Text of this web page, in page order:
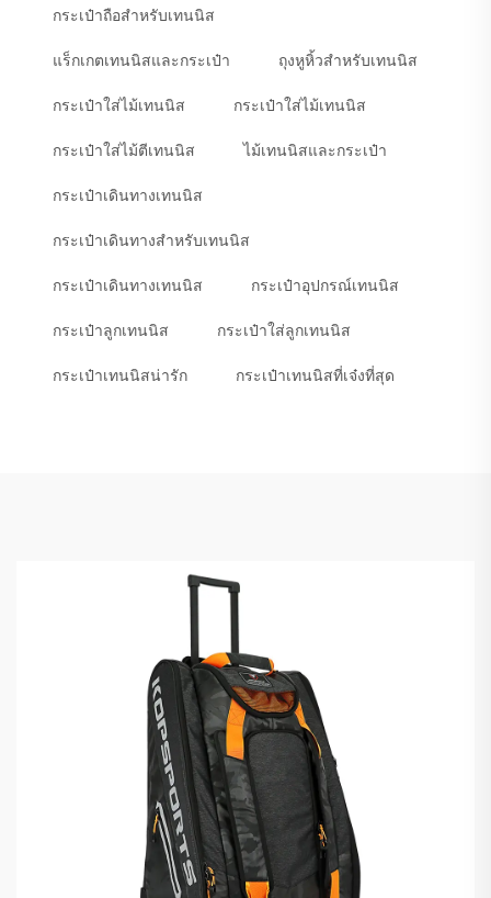
กระเป๋าถือสำหรับเทนนิส
แร็กเกตเทนนิสและกระเป๋า ถุงหูหิ้วสำหรับเทนนิส
กระเป๋าใส่ไม้เทนนิส กระเป๋าใส่ไม้เทนนิส
กระเป๋าใส่ไม้ตีเทนนิส ไม้เทนนิสและกระเป๋า
กระเป๋าเดินทางเทนนิส
กระเป๋าเดินทางสำหรับเทนนิส
กระเป๋าเดินทางเทนนิส กระเป๋าอุปกรณ์เทนนิส
กระเป๋าลูกเทนนิส กระเป๋าใส่ลูกเทนนิส
กระเป๋าเทนนิสน่ารัก กระเป๋าเทนนิสที่เจ๋งที่สุด